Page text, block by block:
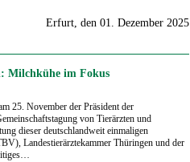
Erfurt, den 01. Dezember 2025
Milchkühe im Fokus
25. November der Präsident der
von Tierärzten und
dieser deutschlandweit einmaligen
Landestierärztekammer Thüringen und der